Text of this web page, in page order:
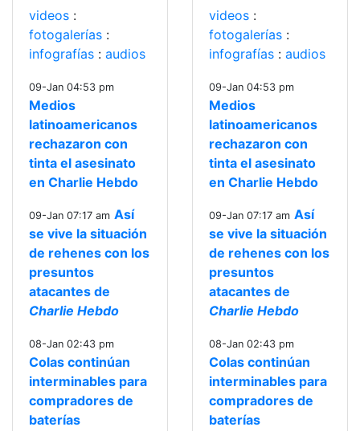
videos :
fotogalerías :
infografías : audios
09-Jan 04:53 pm
Medios
latinoamericanos
rechazaron con
tinta el asesinato
en Charlie Hebdo
09-Jan 07:17 am Así
se vive la situación
de rehenes con los
presuntos
atacantes de
Charlie Hebdo
08-Jan 02:43 pm
Colas continúan
interminables para
compradores de
baterías
videos :
fotogalerías :
infografías : audios
09-Jan 04:53 pm
Medios
latinoamericanos
rechazaron con
tinta el asesinato
en Charlie Hebdo
09-Jan 07:17 am Así
se vive la situación
de rehenes con los
presuntos
atacantes de
Charlie Hebdo
08-Jan 02:43 pm
Colas continúan
interminables para
compradores de
baterías